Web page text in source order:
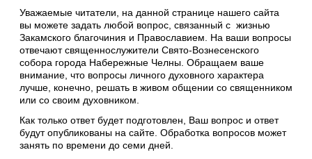
Уважаемые читатели, на данной странице нашего сайта
вы можете задать любой вопрос, связанный с жизнью
Закамского благочиния и Православием. На ваши вопросы
отвечают священнослужители Свято-Вознесенского
собора города Набережные Челны. Обращаем ваше
внимание, что вопросы личного духовного характера
лучше, конечно, решать в живом общении со священником
или со своим духовником.
Как только ответ будет подготовлен, Ваш вопрос и ответ
будут опубликованы на сайте. Обработка вопросов может
занять по времени до семи дней.